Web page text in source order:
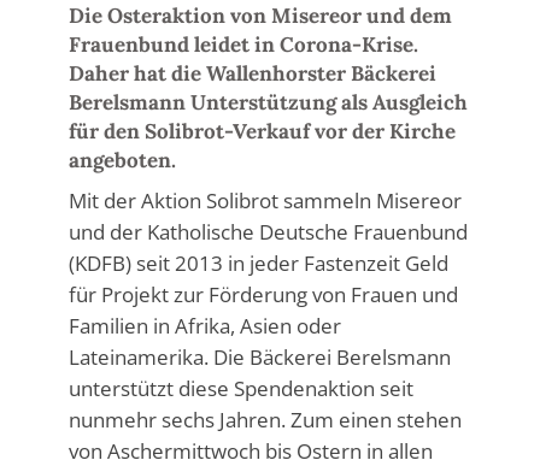
Die Osteraktion von Misereor und dem
Frauenbund leidet in Corona-Krise.
Daher hat die Wallenhorster Bäckerei
Berelsmann Unterstützung als Ausgleich
für den Solibrot-Verkauf vor der Kirche
angeboten.
Mit der Aktion Solibrot sammeln Misereor
und der Katholische Deutsche Frauenbund
(KDFB) seit 2013 in jeder Fastenzeit Geld
für Projekt zur Förderung von Frauen und
Familien in Afrika, Asien oder
Lateinamerika. Die Bäckerei Berelsmann
unterstützt diese Spendenaktion seit
nunmehr sechs Jahren. Zum einen stehen
von Aschermittwoch bis Ostern in allen